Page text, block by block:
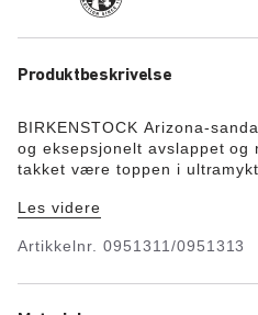
Produktbeskrivelse
BIRKENSTOCK Arizona-
og eksepsjonelt avslappet
takket være toppen i
ekstra god komfort.
Les videre
Artikkelnr. 0951311/0951313